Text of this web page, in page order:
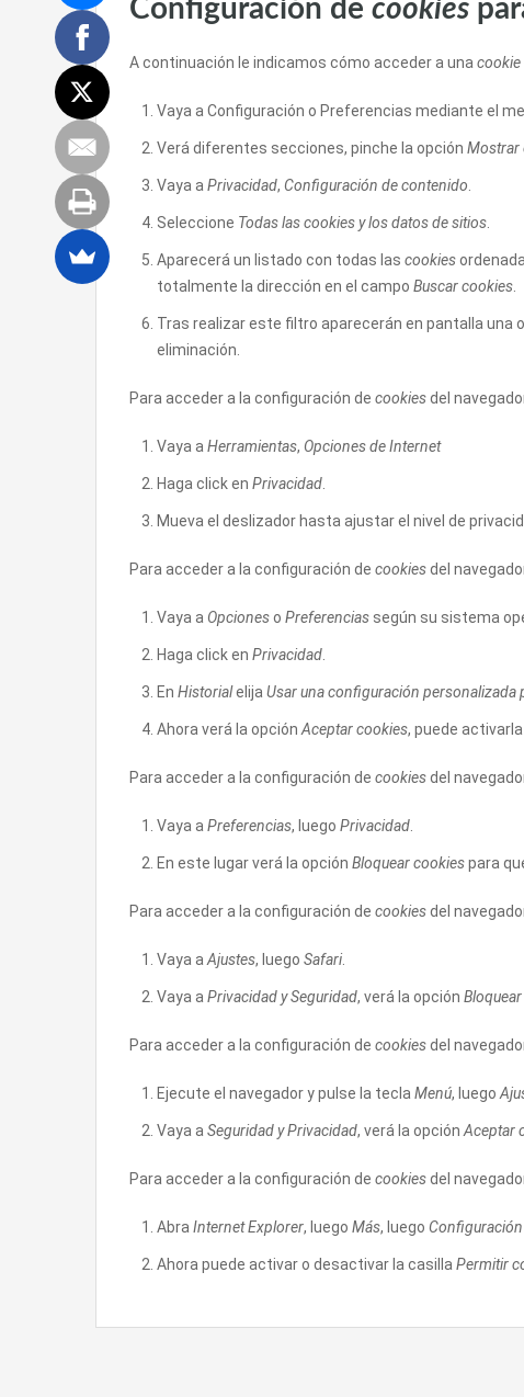
Configuración de cookies
A continuación le indicamos cómo acceder a una cookie
Vaya a Configuración o Preferencias mediante el
Verá diferentes secciones, pinche la opción Mostrar
Vaya a Privacidad, Configuración de contenido
Seleccione Todas lascookiesy los datos de sitios
Aparecerá un listado con todas las cookies
totalmente la dirección en el campo Buscar cookies
Tras realizar este filtro aparecerán en pantalla una
eliminación.
Para acceder a la configuración de cookiesdel
Vaya a Herramientas, Opciones de Internet
Haga click en Privacidad
Mueva el deslizador hasta ajustar el nivel de
Para acceder a la configuración de cookiesdel
Vaya a Opcioneso Preferencias según su sistema
Haga click en Privacidad
En Historialelija Usar una configuración personalizada
Ahora verá la opción Aceptar cookies, puede
Para acceder a la configuración de cookiesdel
Vaya a Preferencias, luego Privacidad
En este lugar verá la opción Bloquear cookiespara
Para acceder a la configuración de cookiesdel
Vaya a Ajustes, luego Safari.
Vaya a Privacidad y Seguridad, verá la opción
Para acceder a la configuración de cookiesdel
Ejecute el navegador y pulse la tecla Menú, luego
Vaya a Seguridad y Privacidad, verá la opción Aceptar
Para acceder a la configuración de cookiesdel
Abra Internet Explorer, luego Más, luego Configuración
Ahora puede activar o desactivar la casilla Permitir